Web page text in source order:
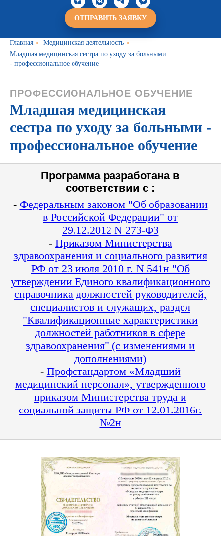
ОТПРАВИТЬ ЗАЯВКУ
Главная » Медицинская деятельность »
Младшая медицинская сестра по уходу за больными
- профессиональное обучение
ПРОФЕССИОНАЛЬНОЕ ОБУЧЕНИЕ
Младшая медицинская
сестра по уходу за больными -
профессиональное обучение
Программа разработана в
соответствии с :
- Федеральным законом "Об образовании
в Российской Федерации" от
29.12.2012 N 273-ФЗ
- Приказом Министерства
здравоохранения и социального развития
РФ от 23 июля 2010 г. N 541н "Об
утверждении Единого квалификационного
справочника должностей руководителей,
специалистов и служащих, раздел
"Квалификационные характеристики
должностей работников в сфере
здравоохранения" (с изменениями и
дополнениями)
- Профстандартом «Младший
медицинский персонал», утвержденного
приказом Министерства труда и
социальной защиты РФ от 12.01.2016г.
№2н